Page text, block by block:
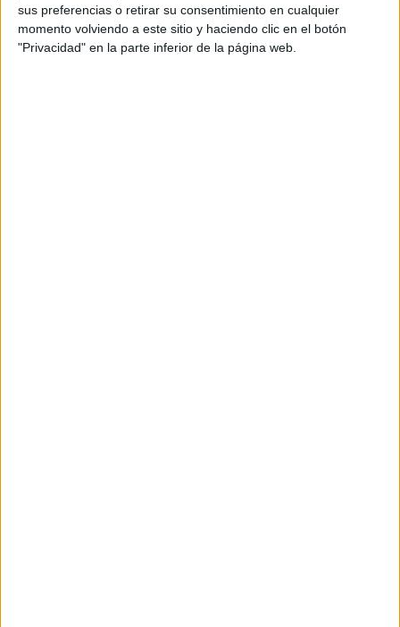
sus preferencias o retirar su consentimiento en cualquier
momento volviendo a este sitio y haciendo clic en el botón
"Privacidad" en la parte inferior de la página web.
inmediata de medidas dentro y fuera de las aulas que
inexorablemente pasan por una mayor inversión y
presencia del servicio de orientación, tanto en Infantil y